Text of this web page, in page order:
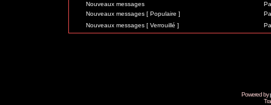
Nouveaux messages
Nouveaux messages [ Populaire ]
Nouveaux messages [ Verrouillé ]
Powered by